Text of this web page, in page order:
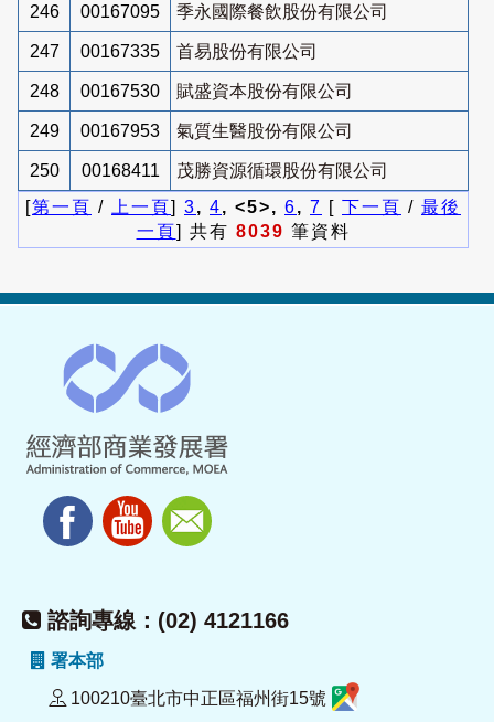
246 00167095 季永國際餐飲股份有限公司
247 00167335 首易股份有限公司
248 00167530 賦盛資本股份有限公司
249 00167953 氣質生醫股份有限公司
250 00168411
茂勝資源循環股份有限公司
[第一頁 / 上一頁] 3, 4, <5>, 6, 7 [ 下一頁 / 最後
一頁] 共有 8039 筆資料
諮詢專線：(02) 4121166
署本部
100210臺北市中正區福州街15號